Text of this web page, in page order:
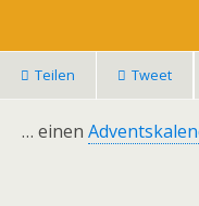
Teilen Tweet
… einen